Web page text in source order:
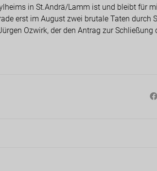
in St.Andrä/Lamm ist und bleibt für
erst im August zwei brutale Taten durch
Ozwirk, der den Antrag zur